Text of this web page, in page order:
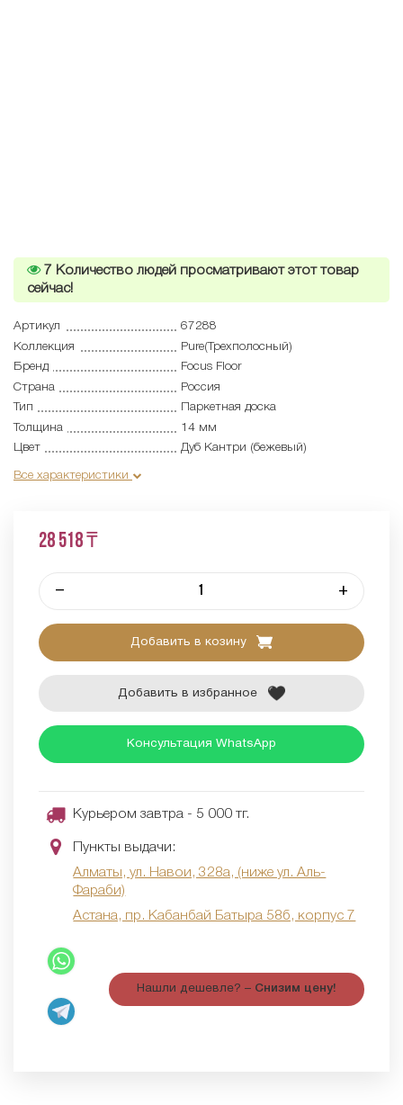
7 Количество людей просматривают этот товар
сейчас!
Артикул
67288
Коллекция
Pure(Трехполосный)
Бренд
Focus Floor
Страна
Россия
Тип
Паркетная доска
Толщина
14 мм
Цвет
Дуб Кантри (бежевый)
Все характеристики
28 518 ₸
– +
Добавить в козину
Добавить в избранное
Консультация WhatsApp
Курьером завтра - 5 000 тг.
Пункты выдачи:
Алматы, ул. Навои, 328а, (ниже ул. Аль-
Фараби)
Астана, пр. Кабанбай Батыра 58б, корпус 7
Нашли дешевле? – Снизим цену!